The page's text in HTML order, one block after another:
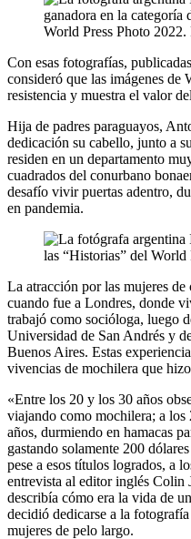
Con esas fotografías,
consideró que las imágenes de
resistencia y muestra el valor
Hija de padres paraguayos,
dedicación su cabello, junto a
residen en un departamento
cuadrados del conurbano
desafío vivir puertas adentro,
en pandemia.
La atracción por las mujeres
cuando fue a Londres, donde
trabajó como socióloga, luego
Universidad de San Andrés y
Buenos Aires. Estas
vivencias de mochilera que
«Entre los 20 y los 30 años
viajando como mochilera; a
años, durmiendo en hamacas
gastando solamente 200
pese a esos títulos logrados, a
entrevista al editor inglés Colin
describía cómo era la vida de
decidió dedicarse a la
mujeres de pelo largo.